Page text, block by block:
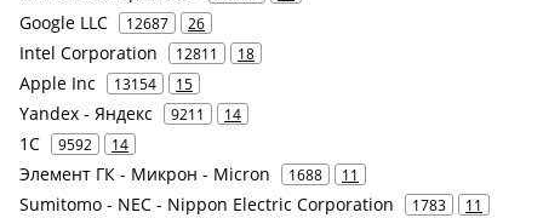
Google LLC 12687 26
Intel Corporation 12811 18
Apple Inc 13154 15
Yandex - Яндекс 9211 14
1С 9592 14
Элемент ГК - Микрон - Micron 1688 11
Sumitomo - NEC - Nippon Electric Corporation 1783 11